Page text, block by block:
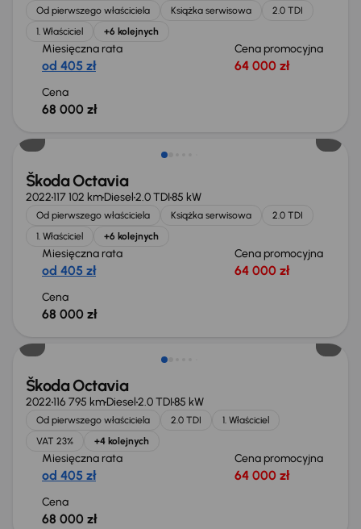
Od pierwszego właściciela Książka serwisowa
2.0 TDI
1. Właściciel
+6 kolejnych
Miesięczna rata
od 405 zł
Cena promocyjna
64 000 zł
Cena
68 000 zł
Możliwość odliczenia VAT
Škoda Octavia
2022117 102 kmDiesel2.0 TDI85 kW
Od pierwszego właściciela Książka serwisowa
2.0 TDI
1. Właściciel
+6 kolejnych
Miesięczna rata
od 405 zł
Cena promocyjna
64 000 zł
Cena
68 000 zł
Możliwość odliczenia VAT
Škoda Octavia
2022116 795 kmDiesel2.0 TDI85 kW
Od pierwszego właściciela 2.0 TDI
1. Właściciel
VAT 23%
+4 kolejnych
Miesięczna rata
od 405 zł
Cena promocyjna
64 000 zł
Cena
68 000 zł